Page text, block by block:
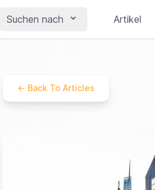
Suchen nach Artikel
← Back To Articles